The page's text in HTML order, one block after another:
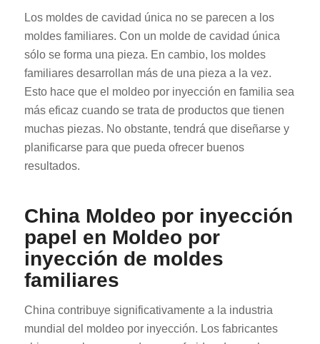
Los moldes de cavidad única no se parecen a los
moldes familiares. Con un molde de cavidad única
sólo se forma una pieza. En cambio, los moldes
familiares desarrollan más de una pieza a la vez.
Esto hace que el moldeo por inyección en familia sea
más eficaz cuando se trata de productos que tienen
muchas piezas. No obstante, tendrá que diseñarse y
planificarse para que pueda ofrecer buenos
resultados.
China Moldeo por inyección
papel en Moldeo por
inyección de moldes
familiares
China contribuye significativamente a la industria
mundial del moldeo por inyección. Los fabricantes